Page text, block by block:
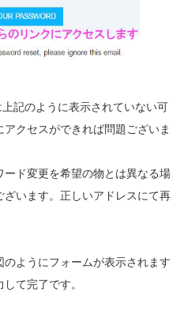
記のように表示されていない可
クセスができれば問題ございま
ド変更を希望の物とは異なる場
います。正しいアドレスにて再
のようにフォームが表示されます
て完了です。